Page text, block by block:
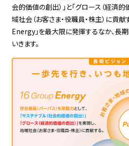
会的価値の創出）」と「グロース（経済的
域社会（お客さま・役職員・株主）に貢献
Energy」を最大限に発揮するなか、長
いきます。